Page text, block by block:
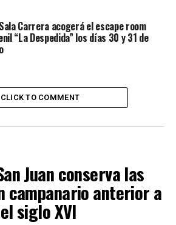
Carrera acogerá el escape room
“La Despedida” los días 30 y 31 de
CLICK TO COMMENT
Juan conserva las
campanario anterior a
siglo XVI